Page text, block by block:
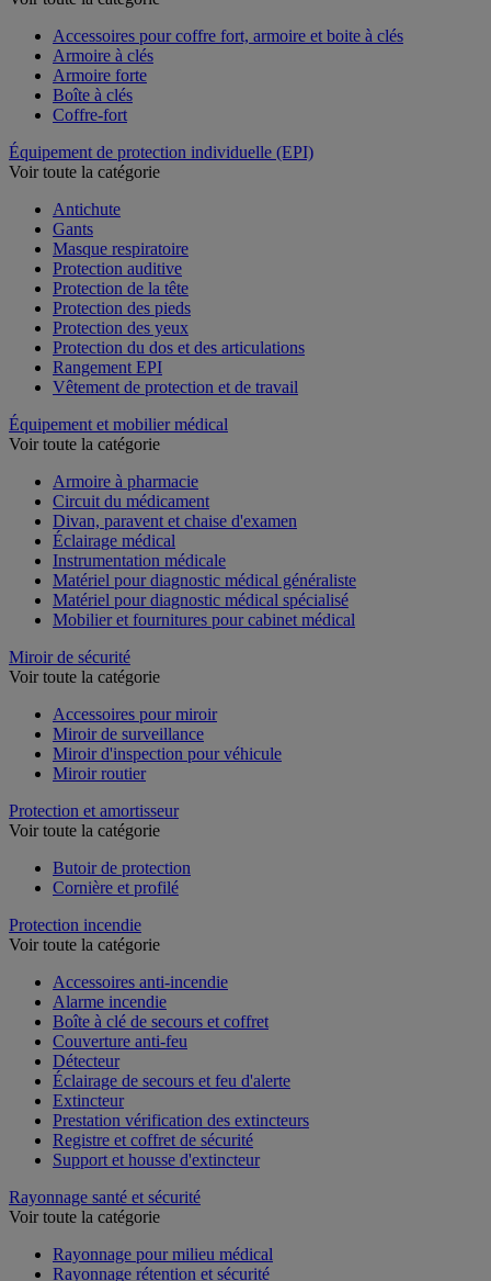
Accessoires pour coffre fort, armoire et boite à clés
Armoire à clés
Armoire forte
Boîte à clés
Équipement de protection individuelle (EPI)
Antichute
Gants
Masque respiratoire
Protection auditive
Protection de la tête
Protection des pieds
Protection des yeux
Protection du dos et des articulations
Rangement EPI
Équipement et mobilier médical
Armoire à pharmacie
Circuit du médicament
Divan, paravent et chaise d'examen
Éclairage médical
Instrumentation médicale
Matériel pour diagnostic médical généraliste
Matériel pour diagnostic médical spécialisé
Miroir de sécurité
Accessoires pour miroir
Miroir de surveillance
Miroir d'inspection pour véhicule
Protection et amortisseur
Butoir de protection
Protection incendie
Accessoires anti-incendie
Alarme incendie
Boîte à clé de secours et coffret
Couverture anti-feu
Détecteur
Éclairage de secours et feu d'alerte
Extincteur
Prestation vérification des extincteurs
Registre et coffret de sécurité
Rayonnage santé et sécurité
Rayonnage pour milieu médical